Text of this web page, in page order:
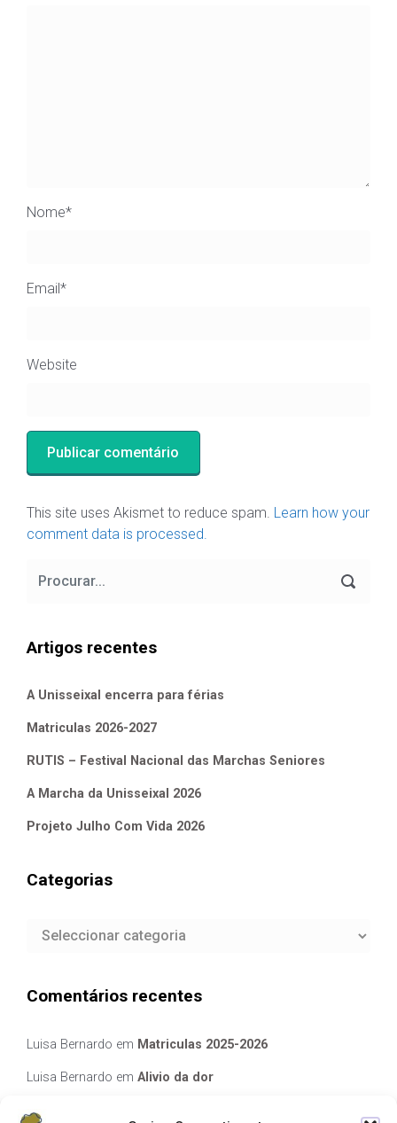
Nome*
Email*
Website
This site uses Akismet to reduce spam. Learn how your
comment data is processed.
Artigos recentes
A Unisseixal encerra para férias
Matriculas 2026-2027
RUTIS – Festival Nacional das Marchas Seniores
A Marcha da Unisseixal 2026
Projeto Julho Com Vida 2026
Categorias
Categorias
Comentários recentes
Luisa Bernardo em Matriculas 2025-2026
Luisa Bernardo em Alivio da dor
Manuela Silva